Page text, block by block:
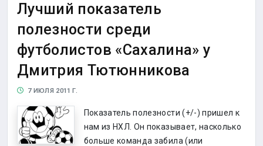
Лучший показатель
полезности среди
футболистов «Сахалина» у
Дмитрия Тютюнникова
7 ИЮЛЯ 2011 Г.
Показатель полезности (+/-) пришел к
нам из НХЛ. Он показывает, насколько
больше команда забила (или